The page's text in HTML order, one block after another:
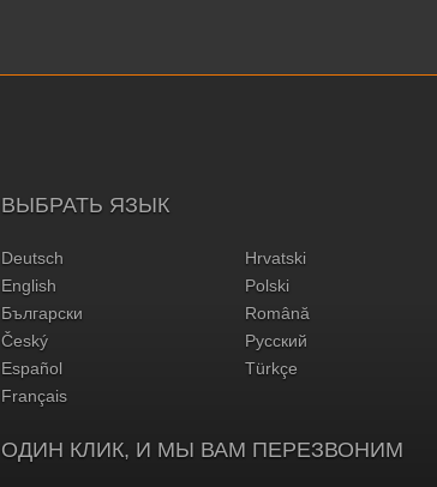
ВЫБРАТЬ ЯЗЫК
Deutsch
English
Български
Český
Español
Français
Hrvatski
Polski
Română
Русский
Türkçe
ОДИН КЛИК, И МЫ ВАМ ПЕРЕЗВОНИМ